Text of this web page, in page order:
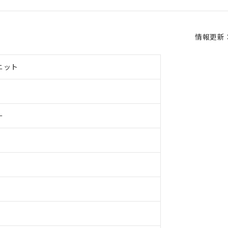
情報更新
ット
いただき、同意のうえご利用ください。
指令（10物質）の非含有に対応した製品に切り替える予定のある商
RoHS指令（10物質）の非含有に非対応の商品で、対応品を出す予
RoHS指令（10物質）の非含有の対応状況を調査中または確認中の商
ス料など無形物で、有害物質有無と関係のない商品です。
り、非含有部品としていたものが、含有品と判明した場合などやむ
表